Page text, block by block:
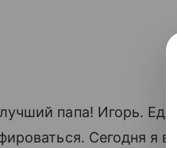
папа! Игорь.
Сегодня я